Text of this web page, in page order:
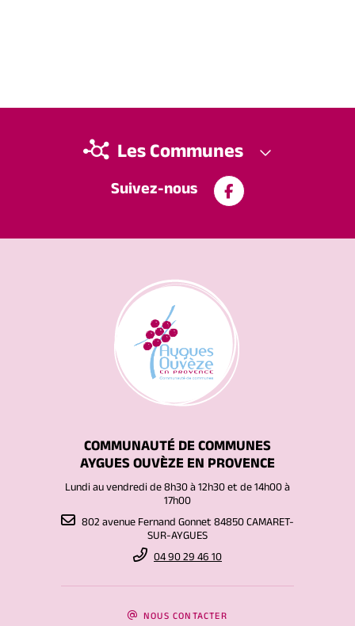
Suivez-nous
Les Communes
COMMUNAUTÉ DE COMMUNES
AYGUES OUVÈZE EN PROVENCE
Lundi au vendredi de 8h30 à 12h30 et de 14h00 à
17h00
802 avenue Fernand Gonnet 84850 CAMARET-
SUR-AYGUES
04 90 29 46 10
NOUS CONTACTER